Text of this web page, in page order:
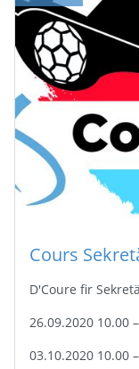
Cours
D'Coure fir
26.09.2020 10.00
03.10.2020 10.00